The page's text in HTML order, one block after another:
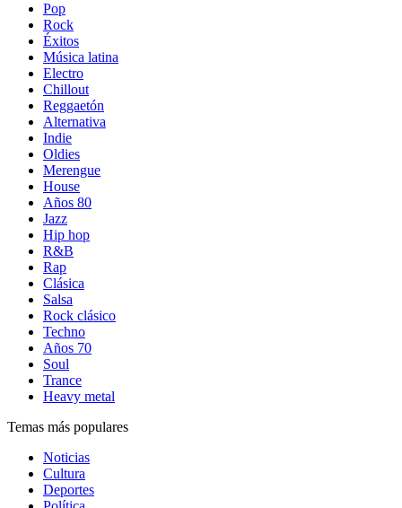
Pop
Rock
Éxitos
Música latina
Electro
Chillout
Reggaetón
Alternativa
Indie
Oldies
Merengue
House
Años 80
Jazz
Hip hop
R&B
Rap
Clásica
Salsa
Rock clásico
Techno
Años 70
Soul
Trance
Heavy metal
Temas más populares
Noticias
Cultura
Deportes